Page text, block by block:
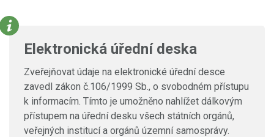
Elektronická úřední deska
Zveřejňovat údaje na elektronické úřední desce
zavedl zákon č.106/1999 Sb., o svobodném přístupu
k informacím. Tímto je umožněno nahlížet dálkovým
přístupem na úřední desku všech státních orgánů,
veřejných institucí a orgánů územní samosprávy.